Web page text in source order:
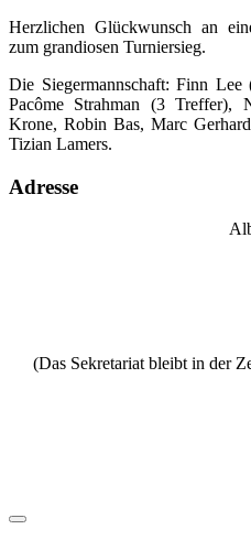
Herzlichen Glückwunsch an
zum grandiosen Turniersieg.
Die Siegermannschaft: Finn Lee
Pacôme Strahman (3 Treffer),
Krone, Robin Bas, Marc
Tizian Lamers.
Adresse
(Das Sekretariat bleibt in der